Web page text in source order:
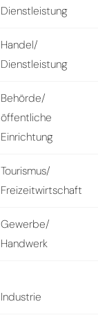
Dienstleistung
Handel/
Dienstleistung
Behörde/
öffentliche
Einrichtung
Tourismus/
Freizeitwirtschaft
Gewerbe/
Handwerk
Industrie